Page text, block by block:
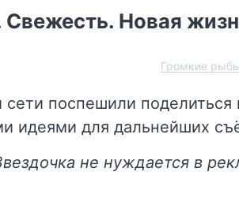
Новая
Громкие
сети поспешили
идеями для дальнейших
не нуждается в